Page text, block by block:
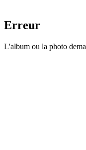
Erreur
L'album ou la photo